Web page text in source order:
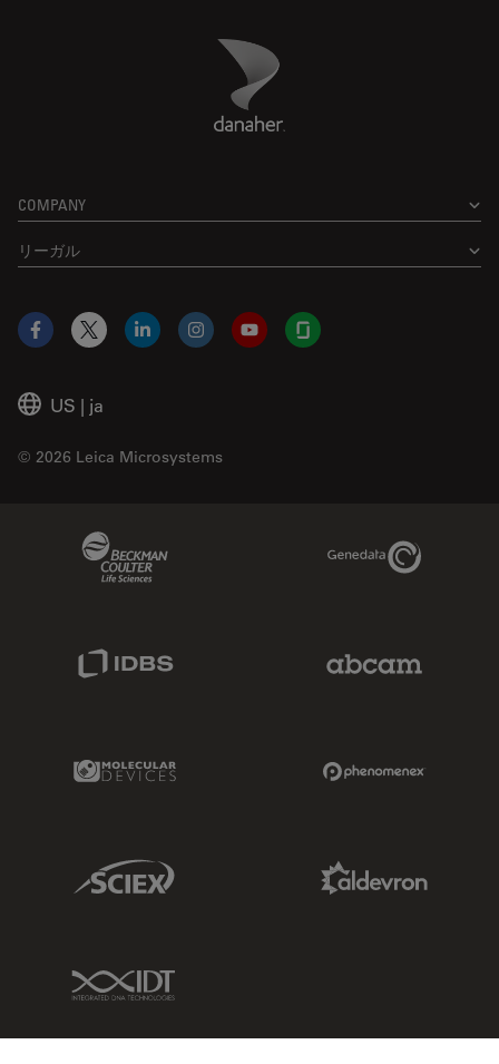
Danaher Logo
COMPANY
リーガル
US | ja
© 2026 Leica Microsystems
Facebook
X LinkedInInstagramYouTubeGlassdoor
Genedata Link
Molecular Devices Link
Sciex Link
IDT Link